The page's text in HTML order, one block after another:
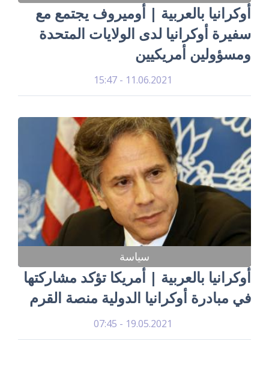
أوكرانيا بالعربية | أوميروف يجتمع مع
سفيرة أوكرانيا لدى الولايات المتحدة
ومسؤولين أمريكيين
11.06.2021 - 15:47
سياسة
أوكرانيا بالعربية | أمريكا تؤكد مشاركتها
في مبادرة أوكرانيا الدولية منصة القرم
19.05.2021 - 07:45